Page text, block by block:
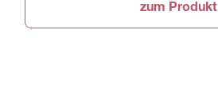
zum Produkt